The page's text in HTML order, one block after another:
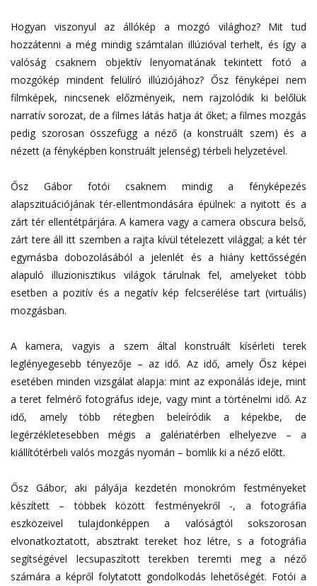
Hogyan viszonyul az állókép a mozgó világhoz? Mit tud
hozzátenni a még mindig számtalan illúzióval terhelt, és így a
valóság csaknem objektív lenyomatának tekintett fotó a
mozgókép mindent felülíró illúziójához? Ősz fényképei nem
filmképek, nincsenek előzményeik, nem rajzolódik ki belőlük
narratív sorozat, de a filmes látás hatja át őket; a filmes mozgás
pedig szorosan összefügg a néző (a konstruált szem) és a
nézett (a fényképben konstruált jelenség) térbeli helyzetével.
Ősz Gábor fotói csaknem mindig a fényképezés
alapszituációjának tér-ellentmondására épülnek: a nyitott és a
zárt tér ellentétpárjára. A kamera vagy a camera obscura belső,
zárt tere áll itt szemben a rajta kívül tételezett világgal; a két tér
egymásba dobozolásából a jelenlét és a hiány kettősségén
alapuló illuzionisztikus világok tárulnak fel, amelyeket több
esetben a pozitív és a negatív kép felcserélése tart (virtuális)
mozgásban.
A kamera, vagyis a szem által konstruált kísérleti terek
leglényegesebb tényezője – az idő. Az idő, amely Ősz képei
esetében minden vizsgálat alapja: mint az exponálás ideje, mint
a teret felmérő fotográfus ideje, vagy mint a történelmi idő. Az
idő, amely több rétegben beleíródik a képekbe, de
legérzékletesebben mégis a galériatérben elhelyezve – a
kiállítótérbeli valós mozgás nyomán – bomlik ki a néző előtt.
Ősz Gábor, aki pályája kezdetén monokróm festményeket
készített – többek között festményekről -, a fotográfia
eszközeivel tulajdonképpen a valóságtól sokszorosan
elvonatkoztatott, absztrakt tereket hoz létre, s a fotográfia
segítségével lecsupaszított terekben teremti meg a néző
számára a képről folytatott gondolkodás lehetőségét. Fotói a